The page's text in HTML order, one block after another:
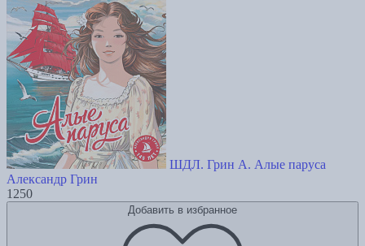
ШДЛ. Грин А. Алые паруса
Александр Грин
1250
Добавить в избранное